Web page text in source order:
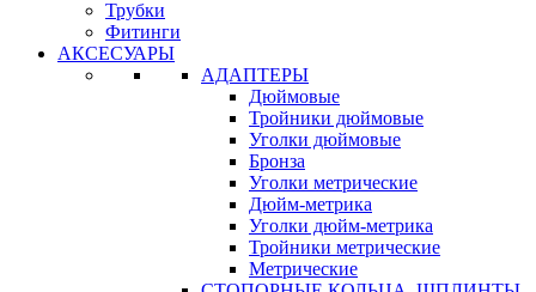
Трубки
Фитинги
АКСЕСУАРЫ
АДАПТЕРЫ
Дюймовые
Тройники дюймовые
Уголки дюймовые
Бронза
Уголки метрические
Дюйм-метрика
Уголки дюйм-метрика
Тройники метрические
Метрические